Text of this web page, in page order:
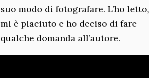
suo modo di fotografare. L’ho letto,
mi è piaciuto e ho deciso di fare
qualche domanda all’autore.